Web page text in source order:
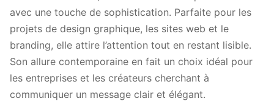
avec une touche de sophistication. Parfaite pour les
projets de design graphique, les sites web et le
branding, elle attire l’attention tout en restant lisible.
Son allure contemporaine en fait un choix idéal pour
les entreprises et les créateurs cherchant à
communiquer un message clair et élégant.